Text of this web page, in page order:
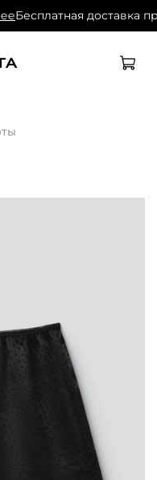
Бесплатная доставка